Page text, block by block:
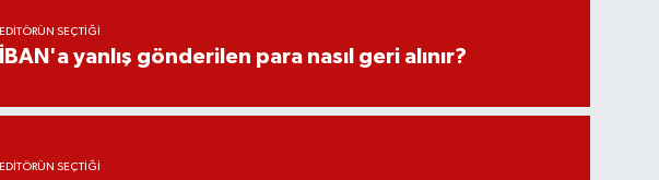
EDITÖRÜN SEÇTIĞI
İBAN'a yanlış gönderilen para nasıl geri alınır?
EDITÖRÜN SEÇTIĞI